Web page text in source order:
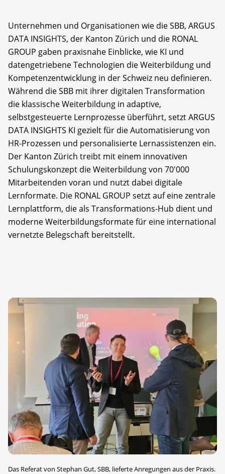
Unternehmen und Organisationen wie die SBB, ARGUS
DATA INSIGHTS, der Kanton Zürich und die RONAL
GROUP gaben praxisnahe Einblicke, wie KI und
datengetriebene Technologien die Weiterbildung und
Kompetenzentwicklung in der Schweiz neu definieren.
Während die SBB mit ihrer digitalen Transformation
die klassische Weiterbildung in adaptive,
selbstgesteuerte Lernprozesse überführt, setzt ARGUS
DATA INSIGHTS KI gezielt für die Automatisierung von
HR-Prozessen und personalisierte Lernassistenzen ein.
Der Kanton Zürich treibt mit einem innovativen
Schulungskonzept die Weiterbildung von 70'000
Mitarbeitenden voran und nutzt dabei digitale
Lernformate. Die RONAL GROUP setzt auf eine zentrale
Lernplattform, die als Transformations-Hub dient und
moderne Weiterbildungsformate für eine international
vernetzte Belegschaft bereitstellt.
Das Referat von Stephan Gut, SBB, lieferte Anregungen aus der Praxis.